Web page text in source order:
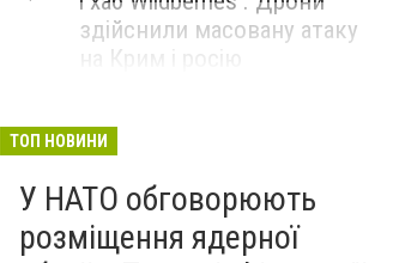
здійснили масовану атаку
на Крим і росію
ТОП НОВИНИ
У НАТО обговорюють
розміщення ядерної